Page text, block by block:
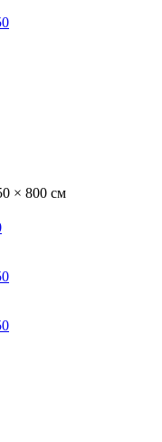
× 800 см